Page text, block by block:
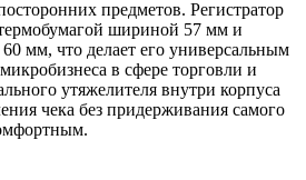
предметов. Регистратор
шириной 57 мм и
мм, что делает его универсальным
в сфере торговли и
утяжелителя внутри корпуса
чека без придерживания самого